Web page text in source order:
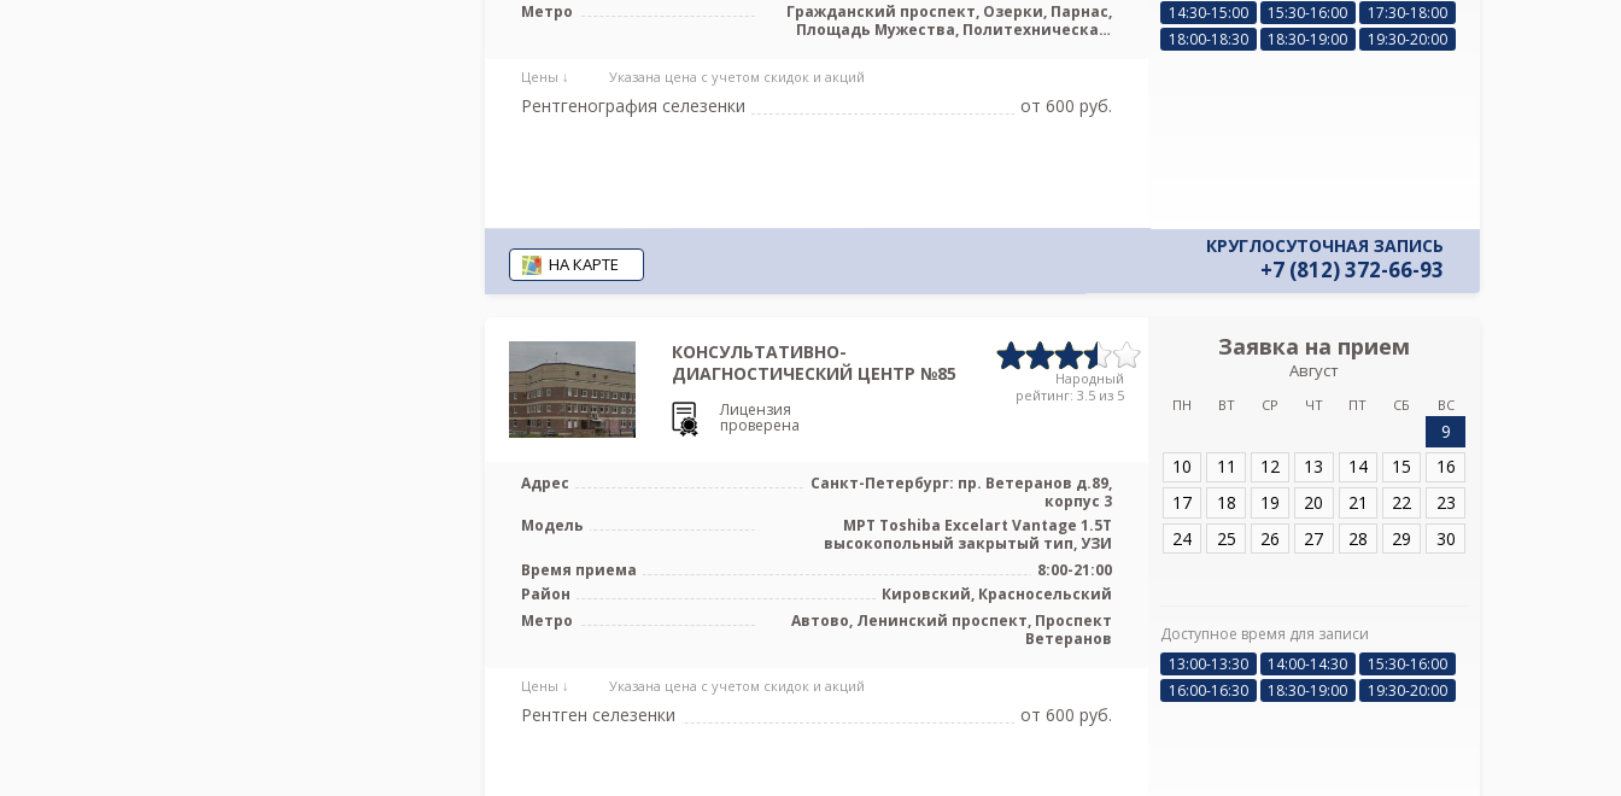
Метро
Гражданский проспект, Озерки, Парнас,
Площадь Мужества, Политехническая,
Цены ↓ Указана цена с учетом скидок и акций
Рентгенография селезенки от 600 pуб.
14:30-15:00
15:30-16:00
17:30-18:00
18:00-18:30
18:30-19:00 19:30-20:00
НА КАРТЕ
КРУГЛОСУТОЧНАЯ ЗАПИСЬ
+7 (812) 372-66-93
КОНСУЛЬТАТИВНО-
ДИАГНОСТИЧЕСКИЙ ЦЕНТР №85
Лицензия
проверена
Народный
рейтинг: 3.5 из 5
Адрес
Санкт-Петербург: пр. Ветеранов д.89,
корпус 3
Модель
МРТ Toshiba Excelart Vantage 1.5T
высокопольный закрытый тип, УЗИ
Время приема
8:00-21:00
Район
Кировский, Красносельский
Метро
Автово, Ленинский проспект, Проспект
Ветеранов
Цены ↓ Указана цена с учетом скидок и акций
Рентген селезенки от 600 pуб.
Заявка на прием
Август
ПН ВТ СР ЧТ ПТ СБ ВС
9
10
11 12 13 14 15
16
17
18 19 20 21 22
23
24
25 26 27 28 29 30
Доступное время для записи
13:00-13:30
14:00-14:30
15:30-16:00
16:00-16:30
18:30-19:00 19:30-20:00